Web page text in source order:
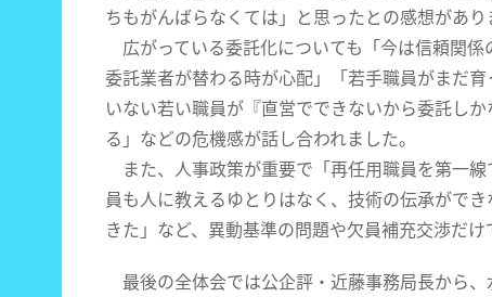
ちもがんばらなくては」と思ったとの感想があり
広がっている委託化についても「今は信頼関係
委託業者が替わる時が心配」「若手職員がまだ
いない若い職員が『直営でできないから委託し
る」などの危機感が話し合われました。
また、人事政策が重要で「再任用職員を第一
員も人に教えるゆとりはなく、技術の伝承がで
きた」など、異動基準の問題や欠員補充交渉だ
最後の全体会では公企評・近藤事務局長から